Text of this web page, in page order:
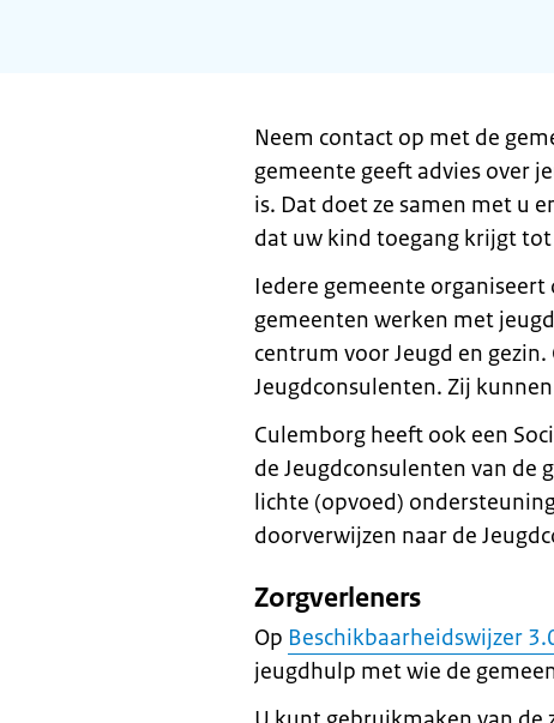
Neem contact op met de
gemeente geeft advies over
is. Dat doet ze samen met u
dat uw kind toegang krijgt
Iedere gemeente
gemeenten werken met
centrum voor Jeugd en
Jeugdconsulenten. Zij
Culemborg heeft ook een
de Jeugdconsulenten van de
lichte (opvoed)
doorverwijzen naar de
Zorgverleners
Op Beschikbaarheidswijzer
jeugdhulp met wie de